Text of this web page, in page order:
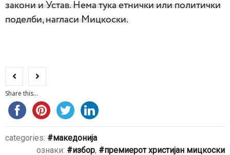
закони и Устав. Нема тука етнички или политички
поделби, нагласи Мицкоски.
Share this...
categories:
македонија
ознаки:
избор, премиерот христијан мицкоски